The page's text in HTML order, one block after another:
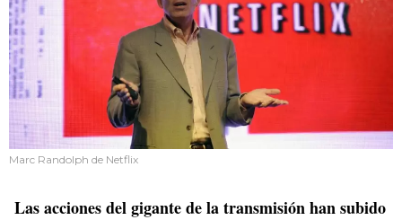
Marc Randolph de Netflix
Las acciones del gigante de la transmisión han subido